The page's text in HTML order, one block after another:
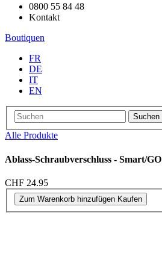
0800 55 84 48
Kontakt
Boutiquen
FR
DE
IT
EN
Suchen
Alle Produkte
Ablass-Schraubverschluss - Smart/GO
CHF 24.95
Zum Warenkorb hinzufügen Kaufen